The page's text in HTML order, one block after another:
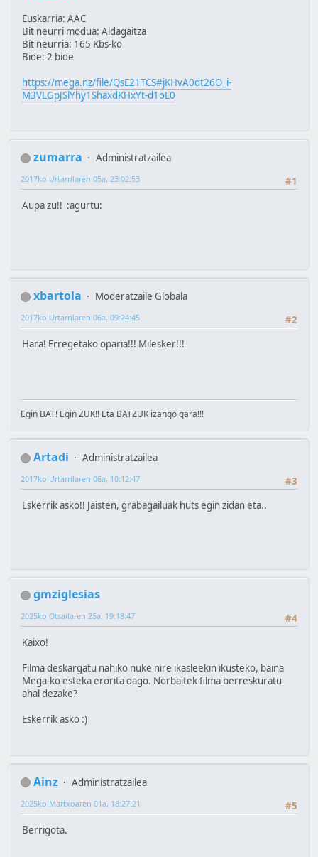
Euskarria: AAC
Bit neurri modua: Aldagaitza
Bit neurria: 165 Kbs-ko
Bide: 2 bide
https://mega.nz/file/QsE21TCS#jKHvA0dt26O_i-
M3VLGpJSlYhy1ShaxdKHxYt-d1oE0
zumarra
Administratzailea
#1
2017ko Urtarrilaren 05a, 23:02:53
Aupa zu!! :agurtu:
xbartola
Moderatzaile Globala
#2
2017ko Urtarrilaren 06a, 09:24:45
Hara! Erregetako oparia!!! Milesker!!!
Egin BAT! Egin ZUK!! Eta BATZUK izango gara!!!
Artadi
Administratzailea
#3
2017ko Urtarrilaren 06a, 10:12:47
Eskerrik asko!! Jaisten, grabagailuak huts egin zidan eta..
gmziglesias
#4
2025ko Otsailaren 25a, 19:18:47
Kaixo!
Filma deskargatu nahiko nuke nire ikasleekin ikusteko, baina
Mega-ko esteka erorita dago. Norbaitek filma berreskuratu
ahal dezake?
Eskerrik asko :)
Ainz
Administratzailea
#5
2025ko Martxoaren 01a, 18:27:21
Berrigota.